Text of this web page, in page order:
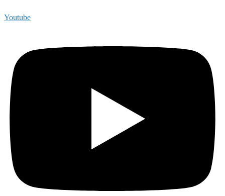
Youtube